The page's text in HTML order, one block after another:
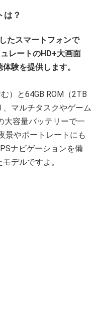
は？
たスマートフォンで
レートのHD+大画面
験を提供します。
）と64GB ROM（2TB
マルチタスクやゲーム
大容量バッテリーで一
景やポートレートにも
ナビゲーションを備
デルですよ。